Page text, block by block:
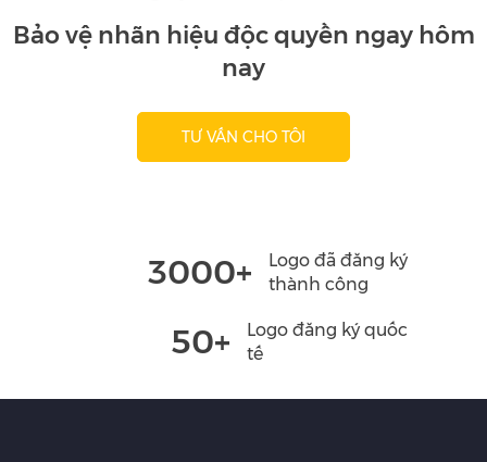
Bảo vệ nhãn hiệu độc quyền ngay hôm
nay
TƯ VẤN CHO TÔI
3000+
Logo đã đăng ký
thành công
50+
Logo đăng ký quốc
tế